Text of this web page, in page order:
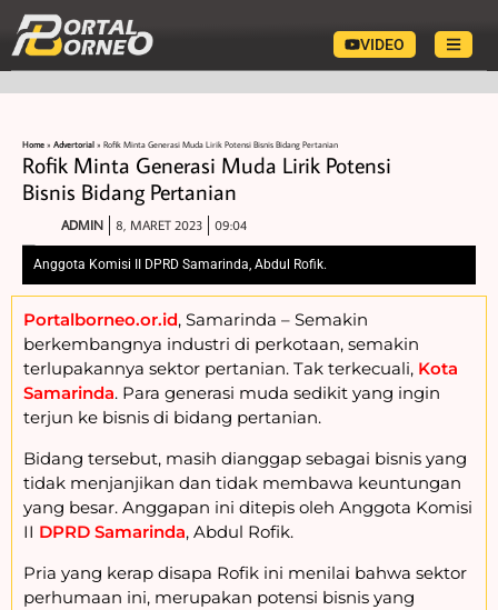
VIDEO
Home » Advertorial » Rofik Minta Generasi Muda Lirik Potensi Bisnis Bidang Pertanian
Rofik Minta Generasi Muda Lirik Potensi
Bisnis Bidang Pertanian
ADMIN 8, MARET 2023 09:04
Anggota Komisi II DPRD Samarinda, Abdul Rofik.
Portalborneo.or.id, Samarinda – Semakin
berkembangnya industri di perkotaan, semakin
terlupakannya sektor pertanian. Tak terkecuali, Kota
Samarinda. Para generasi muda sedikit yang ingin
terjun ke bisnis di bidang pertanian.
Bidang tersebut, masih dianggap sebagai bisnis yang
tidak menjanjikan dan tidak membawa keuntungan
yang besar. Anggapan ini ditepis oleh Anggota Komisi
II DPRD Samarinda, Abdul Rofik.
Pria yang kerap disapa Rofik ini menilai bahwa sektor
perhumaan ini, merupakan potensi bisnis yang